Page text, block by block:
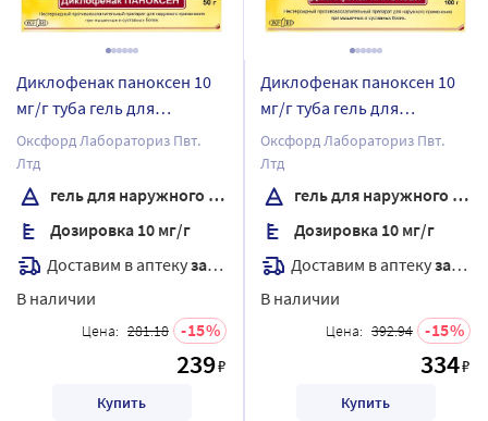
Диклофенак паноксен 10
мг/г туба гель для
наружного применения 50
гр
Оксфорд Лабораториз Пвт.
Лтд
гель для наружного применения
Дозировка 10 мг/г
Доставим в аптекузавтра
В наличии
Цена: 281.18 15
239₽
Купить
Диклофенак паноксен 10
мг/г туба гель для
наружного применения
100 гр
Оксфорд Лабораториз Пвт.
Лтд
гель для наружного применения
Дозировка 10 мг/г
Доставим в аптекузавтра
В наличии
Цена: 392.94 15
334₽
Купить